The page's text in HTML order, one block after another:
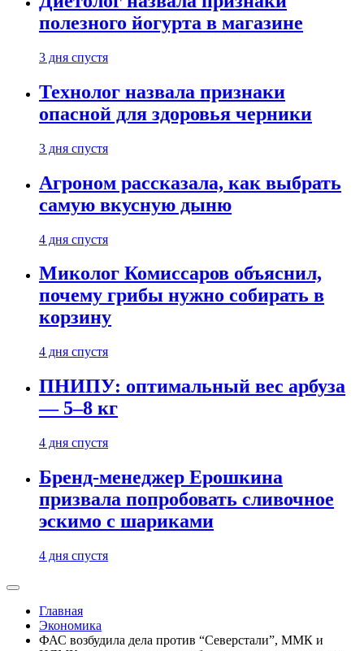
полезного йогурта в магазине
3 дня спустя
Технолог назвала признаки
опасной для здоровья черники
3 дня спустя
Агроном рассказала, как выбрать
самую вкусную дыню
4 дня спустя
Миколог Комиссаров объяснил,
почему грибы нужно собирать в
корзину
4 дня спустя
ПНИПУ: оптимальный вес арбуза
— 5–8 кг
4 дня спустя
Бренд-менеджер Ерошкина
призвала попробовать сливочное
эскимо с шариками
4 дня спустя
Главная
Экономика
ФАС возбудила дела против “Северстали”, ММК и